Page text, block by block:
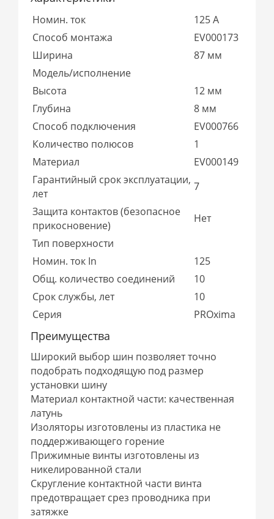
Номин. ток
125 А
Способ монтажа
EV000173
Ширина
87 мм
Модель/исполнение
Высота
12 мм
Глубина
8 мм
Способ подключения
EV000766
Количество полюсов
1
Материал
EV000149
Гарантийный срок эксплуатации,
лет
7
Защита контактов (безопасное
прикосновение)
Нет
Тип поверхности
Номин. ток In
125
Общ. количество соединений
10
Срок службы, лет
10
Серия
PROxima
Преимущества
Широкий выбор шин позволяет точно
подобрать подходящую под размер
установки шину
Материал контактной части: качественная
латунь
Изоляторы изготовлены из пластика не
поддерживающего горение
Прижимные винты изготовлены из
никелированной стали
Скругление контактной части винта
предотвращает срез проводника при
затяжке